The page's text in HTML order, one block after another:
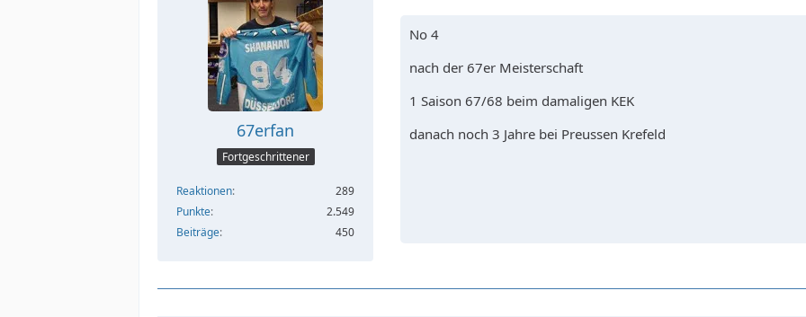
67erfan
Fortgeschrittener
Reaktionen
289
Punkte
2.549
Beiträge
450
No 4
nach der 67er Meisterschaft
1 Saison 67/68 beim damaligen KEK
danach noch 3 Jahre bei Preussen Krefeld